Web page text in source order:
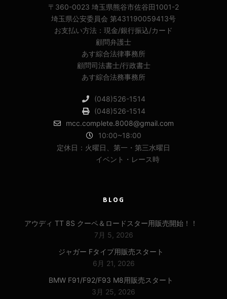
〒360-0023 埼玉県熊谷市佐谷田1001-2
埼玉県公安委員会 第431190059413号
お支払い方法：現金/銀行振込/カード
顧問弁護士
あす綜合法律事務所
顧問司法書士/行政書士
あす綜合法務事務所
(048)526-1514
(048)526-1514
mcc.complete.8008@gmail.com
10:00~18:00
定休日：火曜日、第一・第三水曜日
イベント・レース時
BLOG
アウディ TT 8S クーペ＆ロードスター用販売開始！！
7月 5, 2026
ジャガー Fタイプ用販売スタート
6月 21, 2026
BMW F91/F92/F93 M8用販売スタート
3月 25, 2026